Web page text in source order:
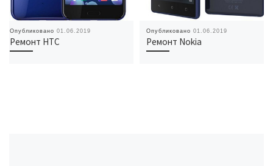
Опубликовано 01.06.2019
Ремонт HTC
Опубликовано 01.06.2019
Ремонт Nokia